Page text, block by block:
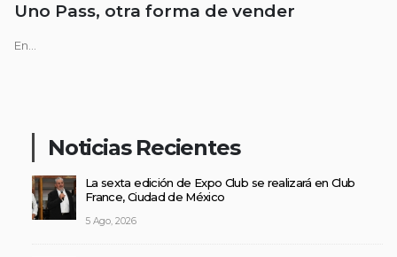
Uno Pass, otra forma de vender
En...
Noticias Recientes
La sexta edición de Expo Club se realizará en Club
France, Ciudad de México
5 Ago, 2026